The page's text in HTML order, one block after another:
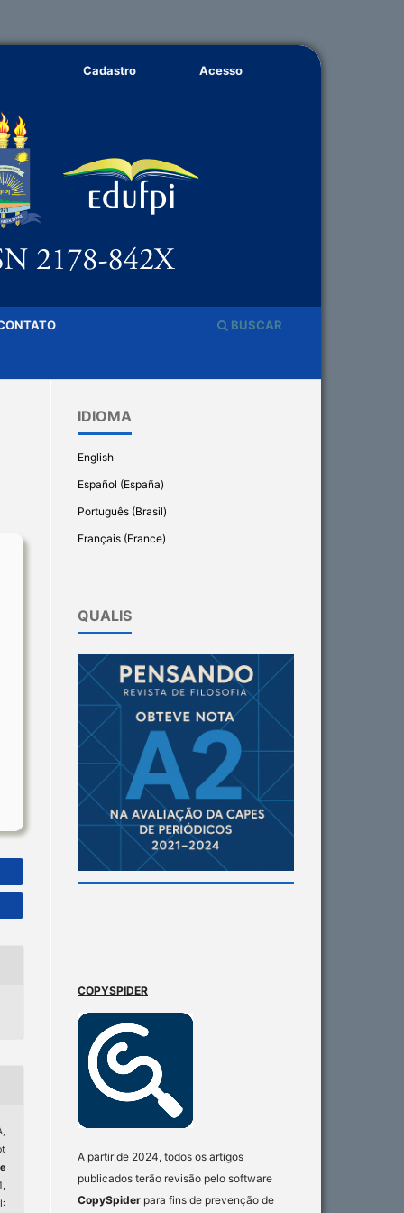
BUSCAR
Cadastro Acesso
IDIOMA
English
Español (España)
Português (Brasil)
Français (France)
QUALIS
COPYSPIDER
A partir de 2024, todos os artigos
publicados terão revisão pelo software
CopySpider para fins de prevenção de